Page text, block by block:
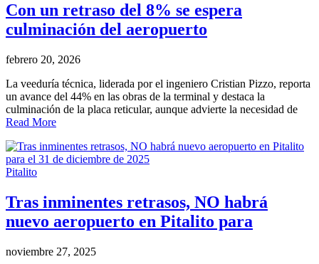
Con un retraso del 8% se espera
culminación del aeropuerto
febrero 20, 2026
La veeduría técnica, liderada por el ingeniero Cristian Pizzo, reporta
un avance del 44% en las obras de la terminal y destaca la
culminación de la placa reticular, aunque advierte la necesidad de
Read More
Pitalito
Tras inminentes retrasos, NO habrá
nuevo aeropuerto en Pitalito para
noviembre 27, 2025